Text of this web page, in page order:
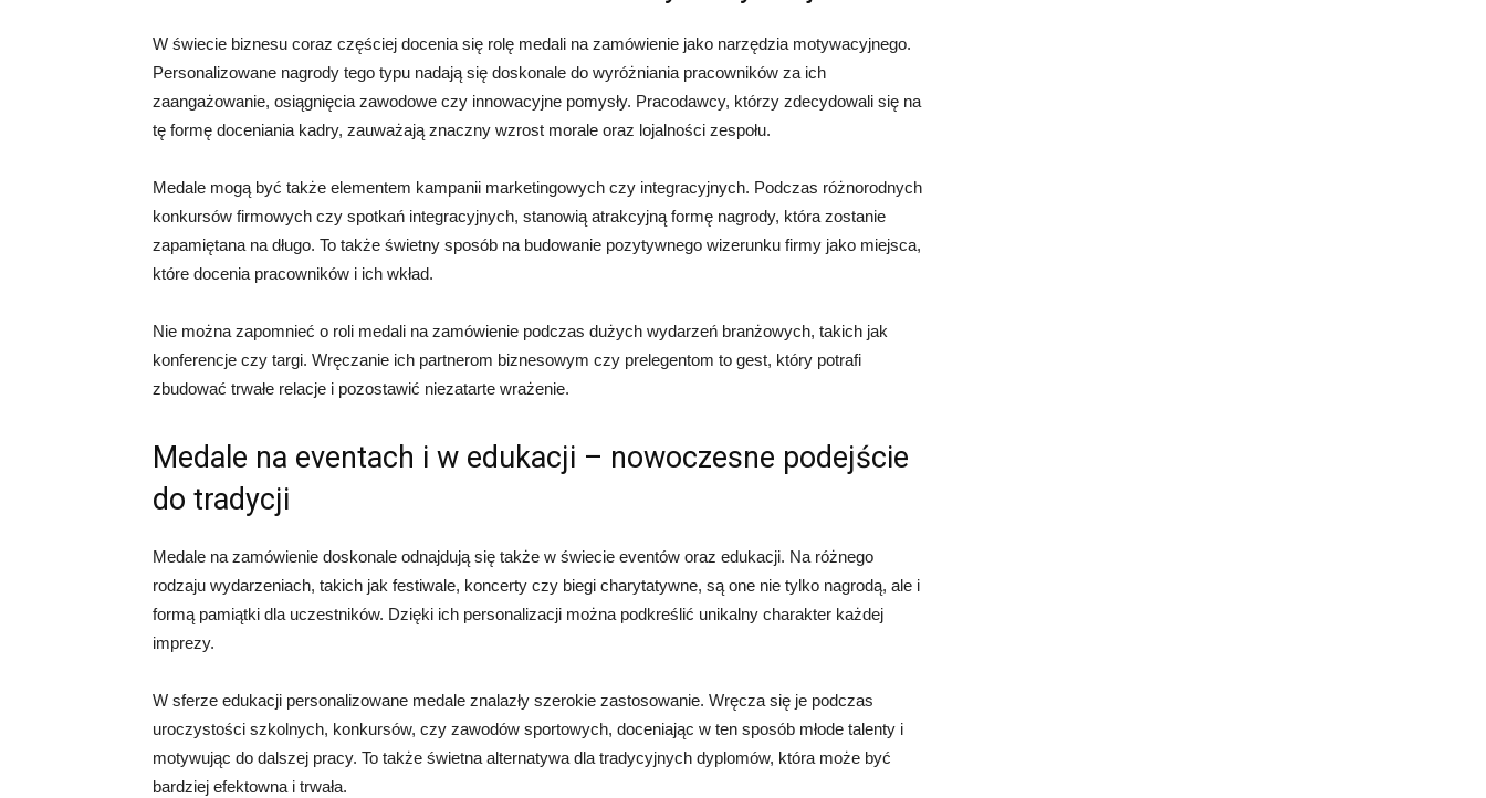
W świecie biznesu coraz częściej docenia się rolę medali na zamówienie jako narzędzia motywacyjnego.
Personalizowane nagrody tego typu nadają się doskonale do wyróżniania pracowników za ich
zaangażowanie, osiągnięcia zawodowe czy innowacyjne pomysły. Pracodawcy, którzy zdecydowali się na
tę formę doceniania kadry, zauważają znaczny wzrost morale oraz lojalności zespołu.
Medale mogą być także elementem kampanii marketingowych czy integracyjnych. Podczas różnorodnych
konkursów firmowych czy spotkań integracyjnych, stanowią atrakcyjną formę nagrody, która zostanie
zapamiętana na długo. To także świetny sposób na budowanie pozytywnego wizerunku firmy jako miejsca,
które docenia pracowników i ich wkład.
Nie można zapomnieć o roli medali na zamówienie podczas dużych wydarzeń branżowych, takich jak
konferencje czy targi. Wręczanie ich partnerom biznesowym czy prelegentom to gest, który potrafi
zbudować trwałe relacje i pozostawić niezatarte wrażenie.
Medale na eventach i w edukacji – nowoczesne podejście
do tradycji
Medale na zamówienie doskonale odnajdują się także w świecie eventów oraz edukacji. Na różnego
rodzaju wydarzeniach, takich jak festiwale, koncerty czy biegi charytatywne, są one nie tylko nagrodą, ale i
formą pamiątki dla uczestników. Dzięki ich personalizacji można podkreślić unikalny charakter każdej
imprezy.
W sferze edukacji personalizowane medale znalazły szerokie zastosowanie. Wręcza się je podczas
uroczystości szkolnych, konkursów, czy zawodów sportowych, doceniając w ten sposób młode talenty i
motywując do dalszej pracy. To także świetna alternatywa dla tradycyjnych dyplomów, która może być
bardziej efektowna i trwała.